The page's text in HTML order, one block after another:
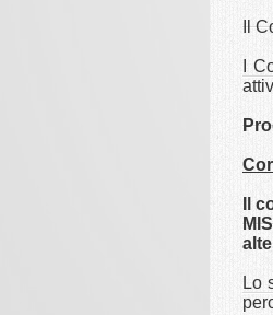
Il
I
Il
Lo